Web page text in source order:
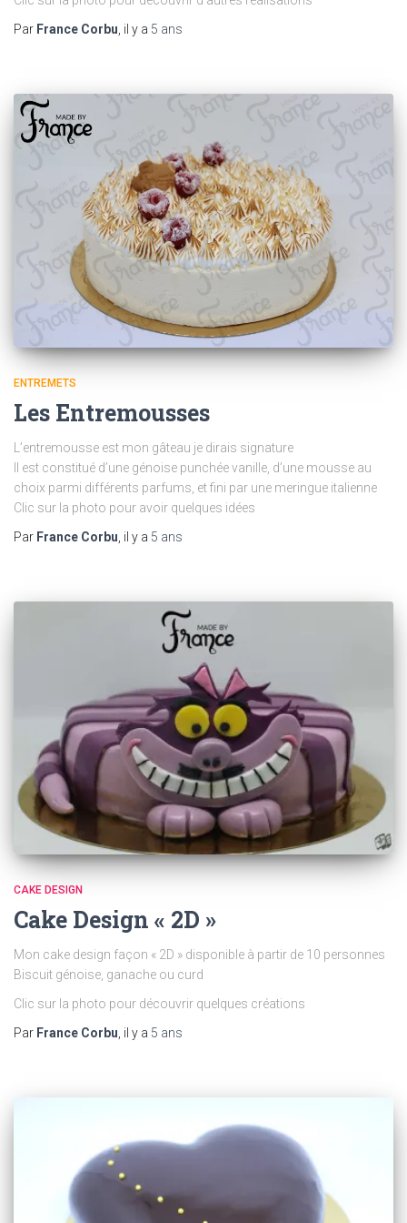
Par France Corbu , il y a 5 ans
ENTREMETS
Les Entremousses
L’entremousse est mon gâteau je dirais signature
Il est constitué d’une génoise punchée vanille, d’une mousse au
choix parmi différents parfums, et fini par une meringue italienne
Clic sur la photo pour avoir quelques idées
Par France Corbu , il y a 5 ans
CAKE DESIGN
Cake Design « 2D »
Mon cake design façon « 2D » disponible à partir de 10 personnes
Biscuit génoise, ganache ou curd
Clic sur la photo pour découvrir quelques créations
Par France Corbu, il y a 5 ans